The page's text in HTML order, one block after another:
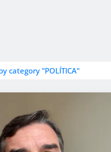
category "POLÍTICA"